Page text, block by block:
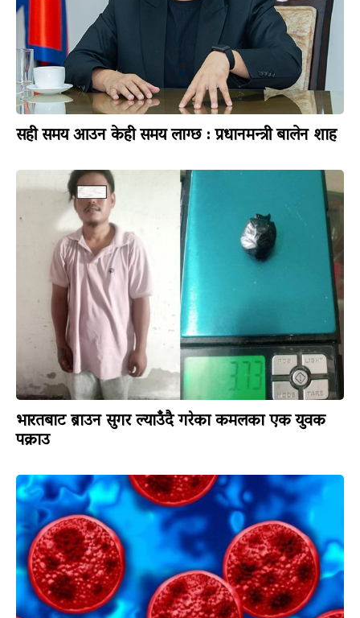
सही समय आउन केही समय लाग्छ : प्रधानमन्त्री बालेन शाह
भारतबाट ब्राउन सुगर ल्याउँदै गरेका कमलका एक युवक
पक्राउ